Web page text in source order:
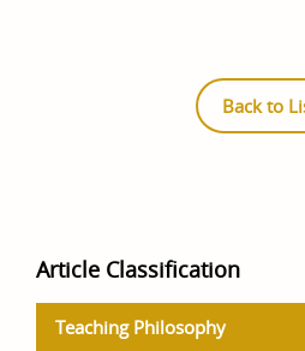
Back to
Article Classification
Teaching Philosophy